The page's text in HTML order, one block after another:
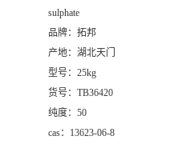
sulphate
品牌： 拓邦
产地： 湖北天门
型号： 25kg
货号： TB36420
纯度： 50
cas： 13623-06-8